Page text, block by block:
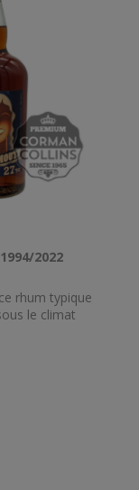
2022
rhum typique
le climat